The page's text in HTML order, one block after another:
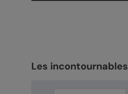
Les incontournables